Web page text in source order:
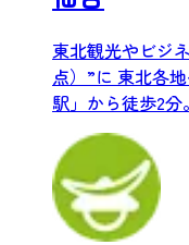
東北観光やビジ
点）”に 東北各
駅」から徒歩2
ケーションは東